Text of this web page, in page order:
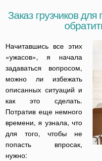
Заказ грузчиков
Начитавшись все этих
«ужасов», я начала
задаваться вопросом,
можно ли избежать
описанных ситуаций и
как это сделать.
Потратив еще немного
времени, я узнала, что
для того, чтобы не
попасть впросак,
нужно: